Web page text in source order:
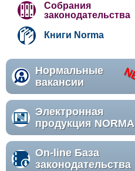
Собрания
законодательства
Книги Norma
Нормальные
вакансии
Электронная
продукция NORMA
On-line База
законодательства